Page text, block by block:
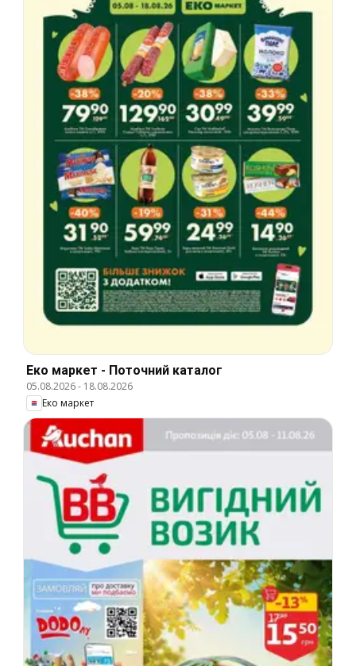
Еко маркет - Поточний каталог
05.08.2026- 18.08.2026
Еко маркет